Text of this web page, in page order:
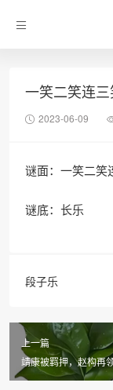
一笑二笑连
2023-06-09
谜面：一笑二笑
谜底：长乐
段子乐
上一篇
靖康被羁押，赵构再
品，6字)